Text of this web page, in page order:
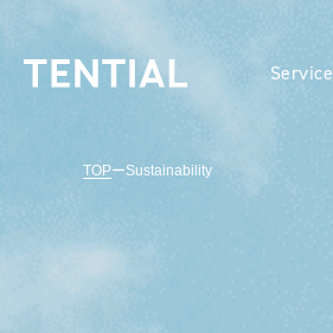
Service
TOPーSustainability